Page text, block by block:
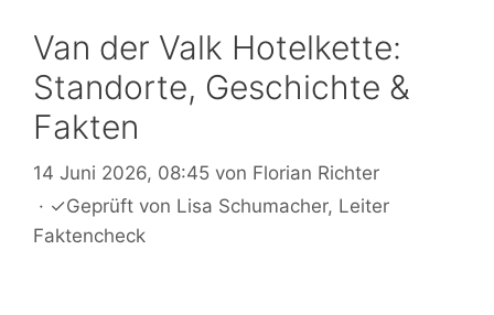
Van der Valk Hotelkette:
Standorte, Geschichte &
Fakten
14 Juni 2026, 08:45 von Florian Richter
· ✓Geprüft von Lisa Schumacher, Leiter
Faktencheck